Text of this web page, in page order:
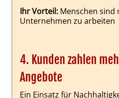
Ihr Vorteil: Menschen
Unternehmen zu arbeiten
4. Kunden zahlen
Angebote
Ein Einsatz für